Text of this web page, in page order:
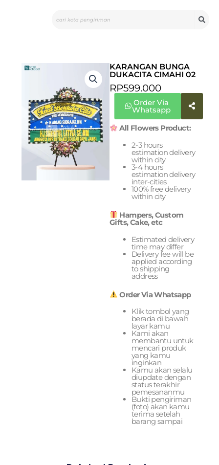
KARANGAN BUNGA
DUKACITA CIMAHI 02
RP599.000
Order Via
Whatsapp
All Flowers Product:
2-3 hours
estimation delivery
within city
3-4 hours
estimation delivery
inter-cities
100% free delivery
within city
Hampers, Custom
Gifts, Cake, etc
Estimated delivery
time may differ
Delivery fee will be
applied according
to shipping
address
Order Via Whatsapp
Klik tombol yang
berada di bawah
layar kamu
Kami akan
membantu untuk
mencari produk
yang kamu
inginkan
Kamu akan selalu
diupdate dengan
status terakhir
pemesananmu
Bukti pengiriman
(foto) akan kamu
terima setelah
barang sampai